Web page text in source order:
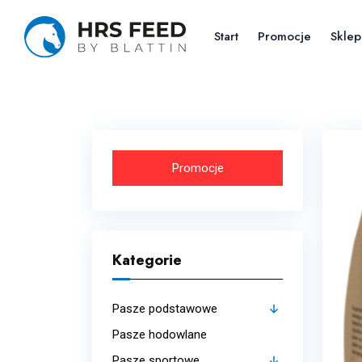
content
Start Promocje Sklep
Promocje
Kategorie
Pasze podstawowe
Budowa mięśni
Pasze hodowlane